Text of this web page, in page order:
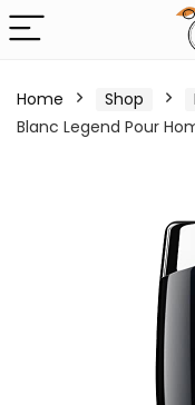
Home Shop
Blanc Legend Pour